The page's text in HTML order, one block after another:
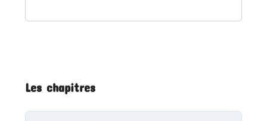
Les chapitres